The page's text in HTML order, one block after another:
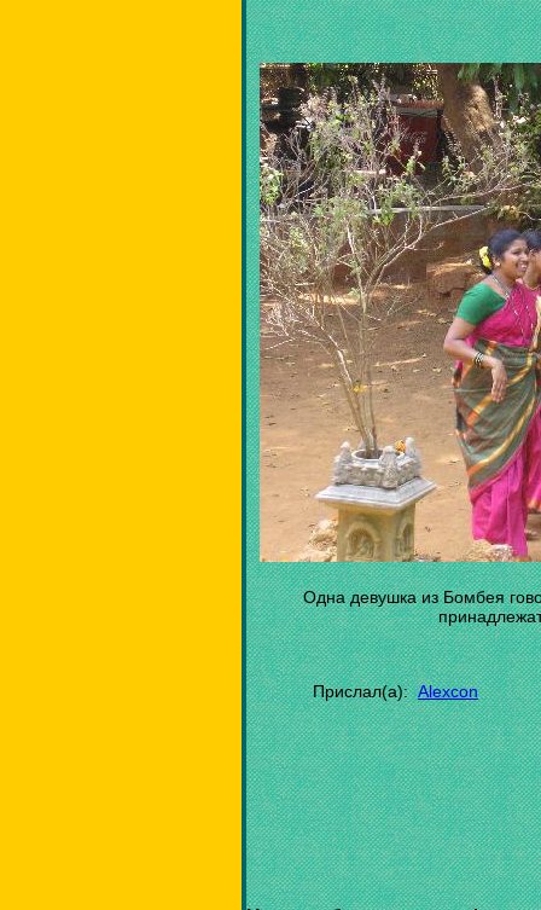
Одна девушка из Бомбея
Прислал(а):Alexcon